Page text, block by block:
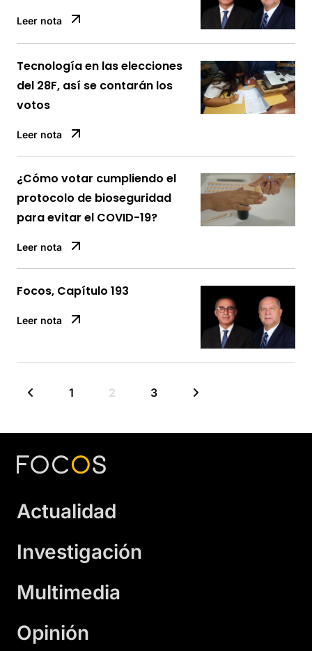
Leer nota
Tecnología en las elecciones
del 28F, así se contarán los
votos
Leer nota
¿Cómo votar cumpliendo el
protocolo de bioseguridad
para evitar el COVID-19?
Leer nota
Focos, Capítulo 193
Leer nota
1 2 3
Actualidad
Investigación
Multimedia
Opinión